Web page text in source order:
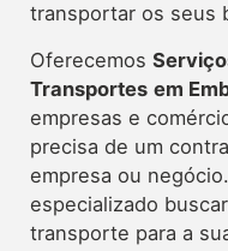
transportar os seus
Oferecemos
Transportes em
empresas e
precisa de um
empresa ou
especializado
transporte para a